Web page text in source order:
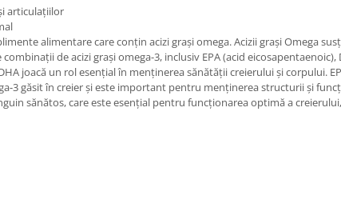
articulațiilor
alimentare care conțin acizi grași omega. Acizii grași Omega
de acizi grași omega-3, inclusiv EPA (acid
joacă un rol esențial în menținerea sănătății creierului și corpului.
3 găsit în creier și este important pentru menținerea structurii și
sănătos, care este esențial pentru funcționarea optimă a